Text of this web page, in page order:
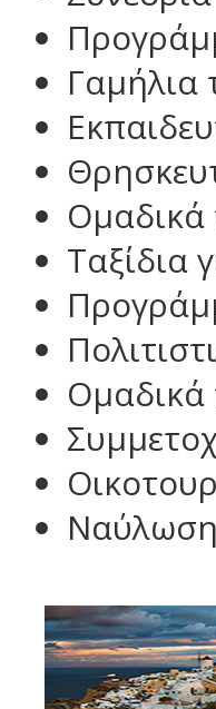
Γαμήλια
Ομαδικά
Ταξίδια
Ομαδικά